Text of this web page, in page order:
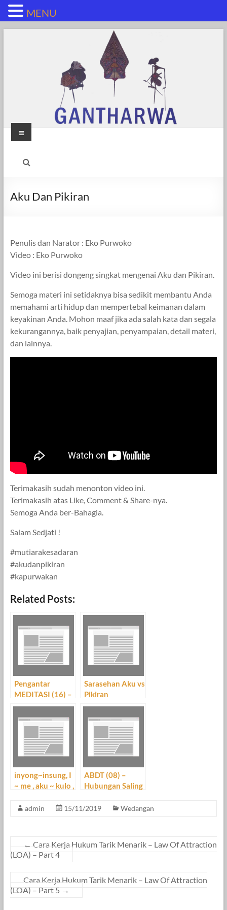
Menu
Aku Dan Pikiran
Penulis dan Narator : Eko Purwoko
Video : Eko Purwoko
Video ini berisi dongeng singkat mengenai Aku dan Pikiran.
Semoga materi ini setidaknya bisa sedikit membantu Anda
memahami arti hidup dan mempertebal keimanan dalam
keyakinan Anda. Mohon maaf jika ada salah kata dan segala
kekurangannya, baik penyajian, penyampaian, detail materi,
dan lainnya.
Terimakasih sudah menonton video ini.
Terimakasih atas Like, Comment & Share-nya.
Semoga Anda ber-Bahagia.
Salam Sedjati !
#mutiarakesadaran
#akudanpikiran
#kapurwakan
Related Posts:
Pengantar
MEDITASI (16) –
PIKIRAN ngakali
PIKIRAN
Sarasehan Aku vs
Pikiran
inyong~insung, I
~ me , aku ~ kulo ,
all and me …
ABDT (08) –
Hubungan Saling
Tata Susunan
admin 15/11/2019 Wedangan
← Cara Kerja Hukum Tarik Menarik – Law Of Attraction
(LOA) – Part 4
Cara Kerja Hukum Tarik Menarik – Law Of Attraction
(LOA) – Part 5 →
MENU